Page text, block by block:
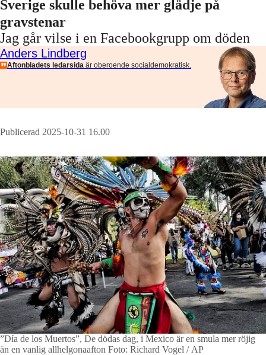
Sverige skulle behöva mer glädje på
gravstenar
Jag går vilse i en Facebookgrupp om döden
Anders Lindberg
Aftonbladets ledarsida är oberoende socialdemokratisk.
Publicerad 2025-10-31 16.00
”Día de los Muertos”, De dödas dag, i Mexico är en smula mer röjig
än en vanlig allhelgonaafton Foto: Richard Vogel / AP